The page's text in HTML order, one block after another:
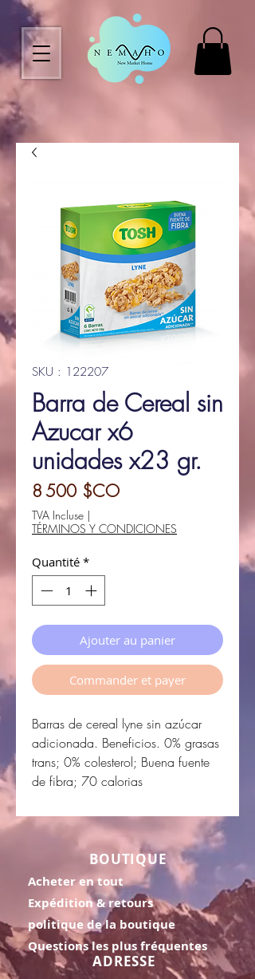
SKU : 122207
Barra de Cereal sin
Azucar x6
unidades x23 gr.
8 500 $COPrix
TVA Incluse |
TÉRMINOS Y CONDICIONES
Quantité *
Ajouter au panier
Commander et payer
Barras de cereal lyne sin azúcar
adicionada. Beneficios. 0% grasas
trans; 0% colesterol; Buena fuente
de fibra; 70 calorias
BOUTIQUE
Acheter en tout
Expédition & retours
politique de la boutique
Questions les plus fréquentes
ADRESSE